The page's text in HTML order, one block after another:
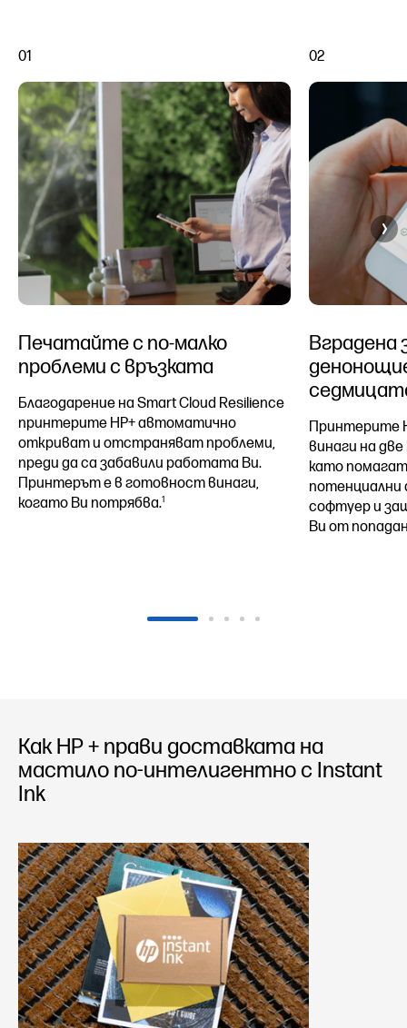
01
Печатайте с по-малко
проблеми с връзката
Благодарение на Smart Cloud Resilience
принтерите HP+ автоматично
откриват и отстраняват проблеми,
преди да са забавили работата Ви.
Принтерът е в готовност винаги,
когато Ви потрябва.1
02
Вградена
Принтерите
винаги на
като
потенциални
софтуер и
Ви от
Как HP + прави доставката на
мастило по-интелигентно с Instant
Ink